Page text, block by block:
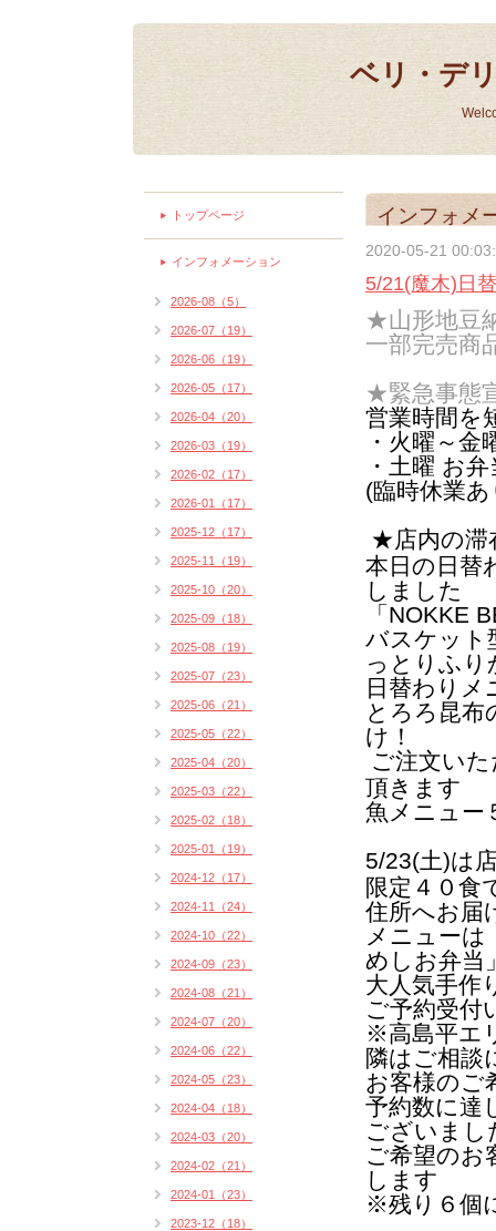
ベリ・デ
インフォメ
2020-05-21
5/21(魔木)日
★山形地豆
一部完売商
★緊急事態
営業時間を
・火曜～
・土曜 お
(臨時休業
★店内の滞
本日の日替
しました
「NOKKE
バスケット
っとりふり
日替わりメ
とろろ昆布
け！
ご注文い
頂きます
魚メニュー
5/23(土)は
限定４０食
住所へお届
メニューは
めしお弁当
大人気手作
ご予約受付
※高島平エ
隣はご相談
お客様のご
予約数に達
ございまし
ご希望のお
します
※残り６個
トップページ
インフォメーション
2026-08（5）
2026-07（19）
2026-06（19）
2026-05（17）
2026-04（20）
2026-03（19）
2026-02（17）
2026-01（17）
2025-12（17）
2025-11（19）
2025-10（20）
2025-09（18）
2025-08（19）
2025-07（23）
2025-06（21）
2025-05（22）
2025-04（20）
2025-03（22）
2025-02（18）
2025-01（19）
2024-12（17）
2024-11（24）
2024-10（22）
2024-09（23）
2024-08（21）
2024-07（20）
2024-06（22）
2024-05（23）
2024-04（18）
2024-03（20）
2024-02（21）
2024-01（23）
2023-12（18）